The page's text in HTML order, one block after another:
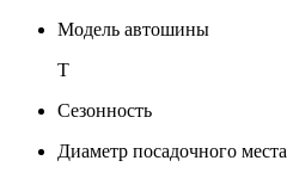
Модель автошины
T
Сезонность
Диаметр посадочного места